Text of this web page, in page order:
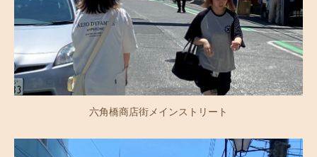
六角橋商店街メインストリート